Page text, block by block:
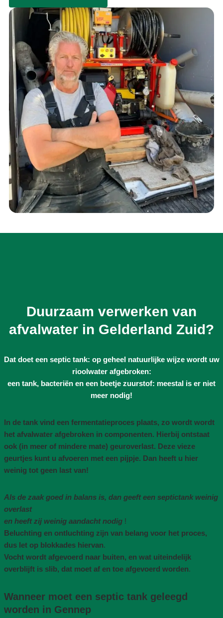
Duurzaam verwerken van
afvalwater in Gelderland Zuid?
Dat doet een septic tank: op geheel natuurlijke wijze wordt uw
rioolwater afgebroken:
een tank, bacteriën en een beetje zuurstof: meestal is er niet
meer nodig!
In de tank vind een fermentatieproces plaats, zo wordt wordt
het afvalwater afgebroken in componenten. Hierbij ontstaat
ook (in meer of mindere mate) geuroverlast. Deze vieze
geurtjes kunt u afvoeren met een pijpje. Dan heeft u hier
weinig tot geen last van!
Als de zaak goed in balans is, dan geeft een septictank weinig
overlast
en heeft zij weinig aandacht nodig !
Beluchting en ontluchting zijn van belang voor het proces,
dus let op blokkades hiervan.
Vocht wordt afgevoerd naar buiten, en wat uiteindelijk
overblijft is slib, dat moet af en toe afgevoerd worden.
Wanneer moet een septic tank geleegd
worden in Gennep